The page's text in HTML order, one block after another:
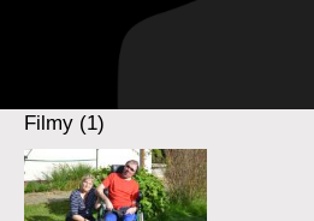
Filmy (1)